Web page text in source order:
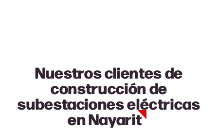
Nuestros clientes de
construcción de
subestaciones eléctricas
en Nayarit